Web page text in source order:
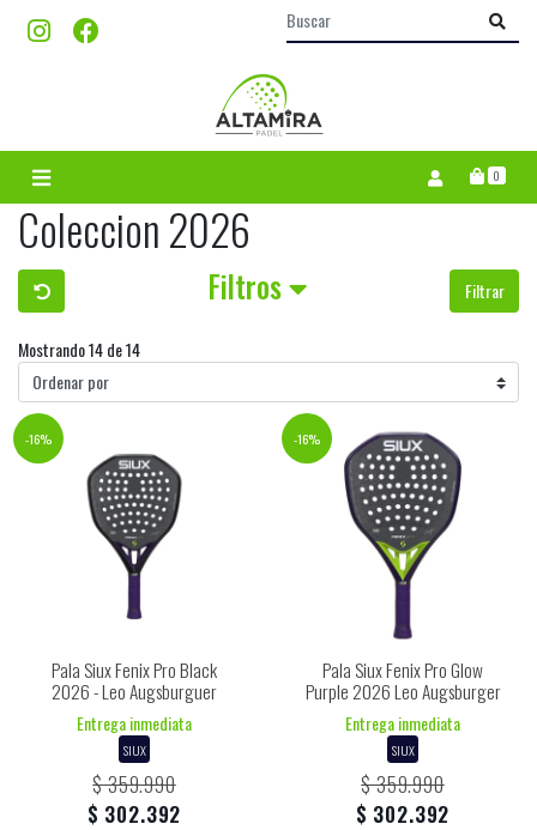
0
Coleccion 2026
Filtros Filtrar
Mostrando 14 de 14
-16%
Pala Siux Fenix Pro Black
2026 - Leo Augsburguer
Entrega inmediata
SIUX
$ 359.990
$ 302.392
-16%
Pala Siux Fenix Pro Glow
Purple 2026 Leo Augsburger
Entrega inmediata
SIUX
$ 359.990
$ 302.392